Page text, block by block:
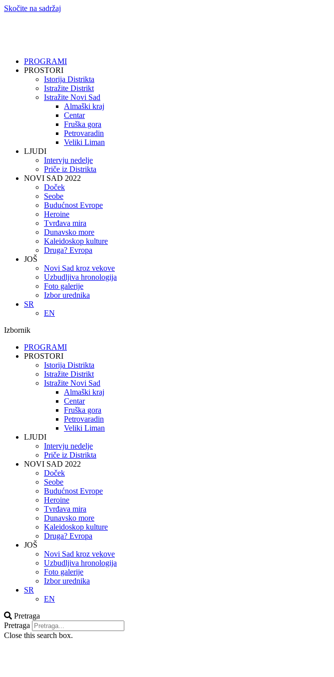
Skočite na sadržaj
PROGRAMI
PROSTORI
Istorija Distrikta
Istražite Distrikt
Istražite Novi Sad
Almaški kraj
Centar
Fruška gora
Petrovaradin
Veliki Liman
LJUDI
Intervju nedelje
Priče iz Distrikta
NOVI SAD 2022
Doček
Seobe
Budućnost Evrope
Heroine
Tvrđava mira
Dunavsko more
Kaleidoskop kulture
Druga? Evropa
JOŠ
Novi Sad kroz vekove
Uzbudljiva hronologija
Foto galerije
Izbor urednika
SR
EN
Izbornik
PROGRAMI
PROSTORI
Istorija Distrikta
Istražite Distrikt
Istražite Novi Sad
Almaški kraj
Centar
Fruška gora
Petrovaradin
Veliki Liman
LJUDI
Intervju nedelje
Priče iz Distrikta
NOVI SAD 2022
Doček
Seobe
Budućnost Evrope
Heroine
Tvrđava mira
Dunavsko more
Kaleidoskop kulture
Druga? Evropa
JOŠ
Novi Sad kroz vekove
Uzbudljiva hronologija
Foto galerije
Izbor urednika
SR
EN
Pretraga
Pretraga
Close this search box.